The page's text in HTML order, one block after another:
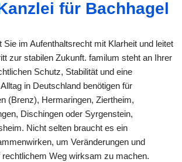
für Bachhagel
im Aufenthaltsrecht mit Klarheit und leitet
zur stabilen Zukunft. familum steht an Ihrer
Schutz, Stabilität und eine
in Deutschland benötigen für
(Brenz), Hermaringen, Ziertheim,
Dischingen oder Syrgenstein,
Nicht selten braucht es ein
um Veränderungen und
Weg wirksam zu machen.